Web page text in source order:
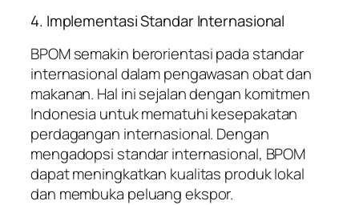
4. Implementasi Standar Internasional
BPOM semakin berorientasi pada standar
internasional dalam pengawasan obat dan
makanan. Hal ini sejalan dengan komitmen
Indonesia untuk mematuhi kesepakatan
perdagangan internasional. Dengan
mengadopsi standar internasional, BPOM
dapat meningkatkan kualitas produk lokal
dan membuka peluang ekspor.